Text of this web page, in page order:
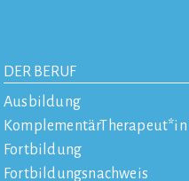
DER BERUF
Ausbildung
KomplementärTherapeut*in
Fortbildung
Fortbildungsnachweis